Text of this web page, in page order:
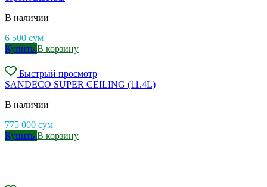
В наличии
6 500 сум
Купить В корзину
Быстрый просмотр
SANDECO SUPER CEILING (11.4L)
В наличии
775 000 сум
Купить В корзину